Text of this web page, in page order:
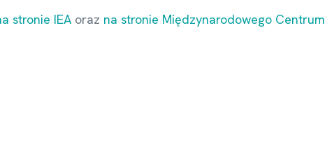
stronie IEA oraz na stronie Międzynarodowego Centrum